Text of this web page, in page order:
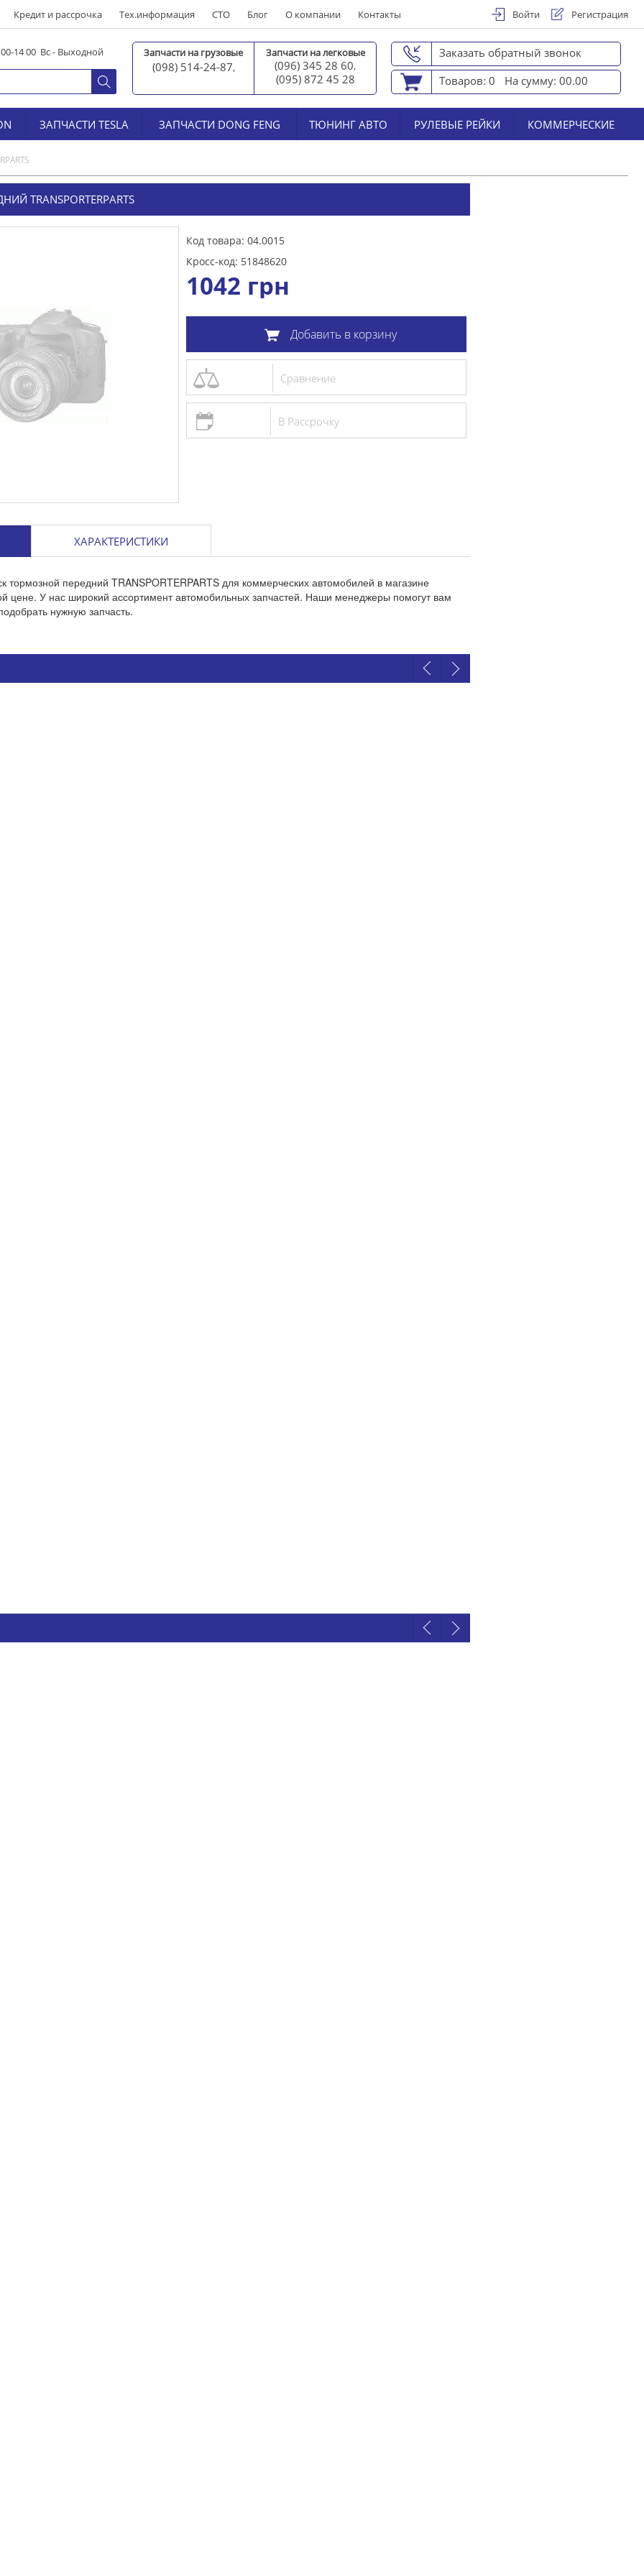
Кредит и рассрочка Тех.информация СТО Блог О компании Контакты Войти Регистрация
14 00 Вс - Выходной Запчасти на грузовые
(098) 514-24-87,
Запчасти на легковые
(096) 345 28 60,
(095) 872 45 28
Заказать обратный звонок
Товаров: 0
На сумму: 00.00
ЗАПЧАСТИ TESLA ЗАПЧАСТИ DONG FENG ТЮНИНГ АВТО РУЛЕВЫЕ РЕЙКИ КОММЕРЧЕСКИЕ
TRANSPORTERPARTS
Код товара: 04.0015
Кросс-код: 51848620
1042 грн
Добавить в корзину
Сравнение
В Рассрочку
ХАРАКТЕРИСТИКИ
тормозной передний TRANSPORTERPARTS для коммерческих автомобилей в магазине
цене. У нас широкий ассортимент автомобильных запчастей. Наши менеджеры помогут вам
нужную запчасть.